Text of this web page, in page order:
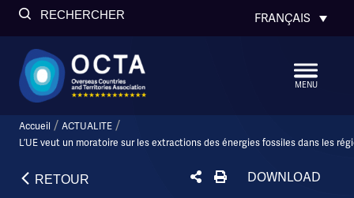
RECHERCHER FRANÇAIS
MENU
Accueil / ACTUALITE /
L’UE veut un moratoire sur les extractions des énergies fossiles dans les
RETOUR DOWNLOAD